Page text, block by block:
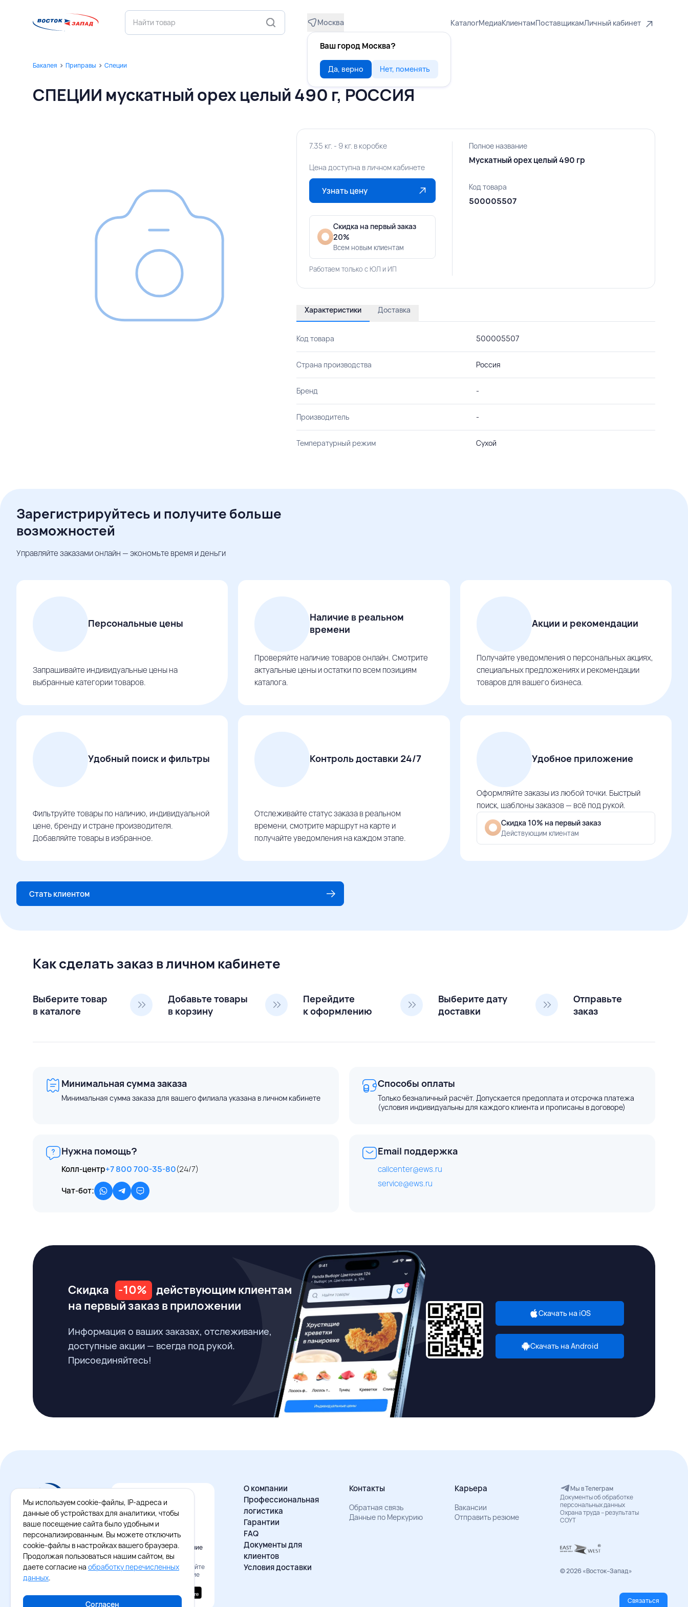
Москва
Ваш город Москва?
Да, верно Нет, поменять
КаталогМедиаКлиентамПоставщикамЛичный кабинет
Бакалея Приправы Специи
СПЕЦИИ мускатный орех целый 490 г, РОССИЯ
7.35 кг. - 9 кг. в коробке
Цена доступна в личном кабинете
Узнать цену
Скидка на первый заказ
20%
Всем новым клиентам
Работаем только с ЮЛ и ИП
Полное название
Мускатный орех целый 490 гр
Код товара
500005507
Характеристики Доставка
Код товара 500005507
Страна производства Россия
Бренд -
Производитель -
Температурный режим Сухой
Зарегистрируйтесь и получите больше
возможностей
Управляйте заказами онлайн — экономьте время и деньги
Персональные цены
Запрашивайте индивидуальные цены на
выбранные категории товаров.
Наличие в реальном
времени
Проверяйте наличие товаров онлайн. Смотрите
актуальные цены и остатки по всем позициям
каталога.
Акции и рекомендации
Получайте уведомления о персональных акциях,
специальных предложениях и рекомендации
товаров для вашего бизнеса.
Удобный поиск и фильтры
Фильтруйте товары по наличию, индивидуальной
цене, бренду и стране производителя.
Добавляйте товары в избранное.
Контроль доставки 24/7
Отслеживайте статус заказа в реальном
времени, смотрите маршрут на карте и
получайте уведомления на каждом этапе.
Удобное приложение
Оформляйте заказы из любой точки. Быстрый
поиск, шаблоны заказов — всё под рукой.
Скидка 10% на первый заказ
Действующим клиентам
Стать клиентом
Как сделать заказ в личном кабинете
Выберите товар
в каталоге
Добавьте товары
в корзину
Перейдите
к оформлению
Выберите дату
доставки
Отправьте
заказ
Минимальная сумма заказа
Минимальная сумма заказа для вашего филиала указана в личном кабинете
Способы оплаты
Только безналичный расчёт. Допускается предоплата и отсрочка платежа
(условия индивидуальны для каждого клиента и прописаны в договоре)
Нужна помощь?
Колл-центр+7 800 700-35-80(24/7)
Чат-бот:
Email поддержка
callcenter@ews.ru
service@ews.ru
Скидка -10%
действующим клиентам
на первый заказ в приложении
Информация о ваших заказах, отслеживание,
доступные акции — всегда под рукой.
Присоединяйтесь!
Скачать на iOS
Скачать на Android
Официальное приложение
Восток - Запад
Наведите камеру и скачайте
бесплатное приложение
О компании
Профессиональная
логистика
Гарантии
FAQ
Документы для
клиентов
Условия доставки
Контакты
Обратная связь
Данные по Меркурию
Карьера
Вакансии
Отправить резюме
Мы в Телеграм
Документы об обработке
персональных данных
Охрана труда – результаты
СОУТ
© 2026 «Восток–Запад»
Связаться
Мы используем cookie-файлы, IP-адреса и
данные об устройствах для аналитики, чтобы
ваше посещение сайта было удобным и
персонализированным. Вы можете отключить
cookie-файлы в настройках вашего браузера.
Продолжая пользоваться нашим сайтом, вы
даете согласие на обработку перечисленных
данных.
Согласен